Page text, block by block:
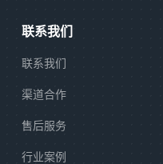
联系我们
联系我们
渠道合作
售后服务
行业案例